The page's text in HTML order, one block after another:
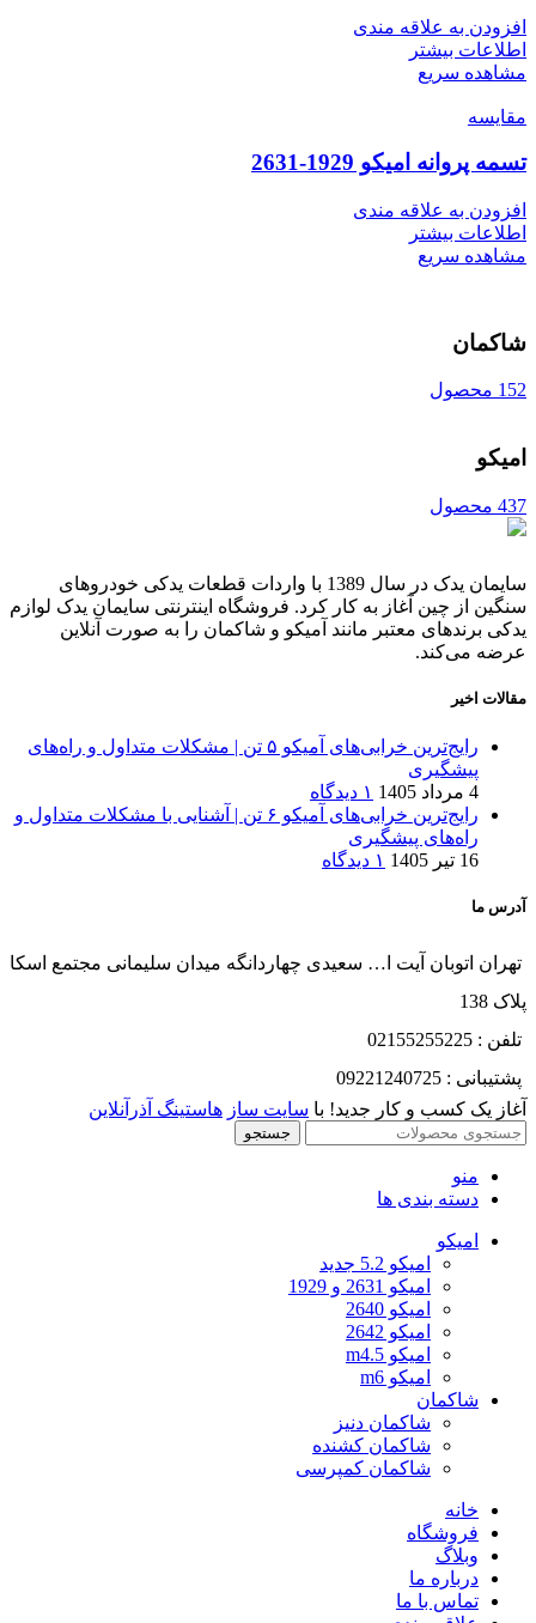
افزودن به علاقه مندی
اطلاعات بیشتر
مشاهده سریع
مقایسه
تسمه پروانه امیکو 1929-2631
افزودن به علاقه مندی
اطلاعات بیشتر
مشاهده سریع
شاکمان
152 محصول
امیکو
437 محصول
سایمان یدک در سال 1389 با واردات قطعات یدکی خودروهای
سنگین از چین آغاز به کار کرد. فروشگاه اینترنتی سایمان یدک لوازم
یدکی برندهای معتبر مانند آمیکو و شاکمان را به صورت آنلاین
عرضه می‌کند.
مقالات اخیر
رایج‌ترین خرابی‌های آمیکو ۵ تن | مشکلات متداول و راه‌های
پیشگیری
4 مرداد 1405
۱ دیدگاه
رایج‌ترین خرابی‌های آمیکو ۶ تن | آشنایی با مشکلات متداول و
راه‌های پیشگیری
16 تیر 1405
۱ دیدگاه
آدرس ما
تهران اتوبان آیت ا… سعیدی چهاردانگه میدان سلیمانی مجتمع اسکا
پلاک 138
تلفن : 02155255225
پشتیبانی : 09221240725
آغاز یک کسب و کار جدید! با سایت ساز هاستینگ آذرآنلاین
جستجو
منو
دسته بندی ها
امیکو
امیکو 5.2 جدید
امیکو 2631 و 1929
امیکو 2640
امیکو 2642
امیکو m4.5
امیکو m6
شاکمان
شاکمان دنیز
شاکمان کشنده
شاکمان کمپرسی
خانه
فروشگاه
وبلاگ
درباره ما
تماس با ما